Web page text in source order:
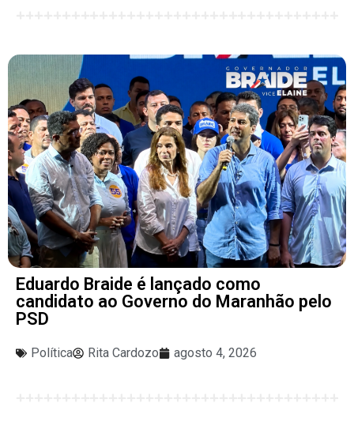
Eduardo Braide é lançado como
candidato ao Governo do Maranhão pelo
PSD
Política Rita Cardozo agosto 4, 2026